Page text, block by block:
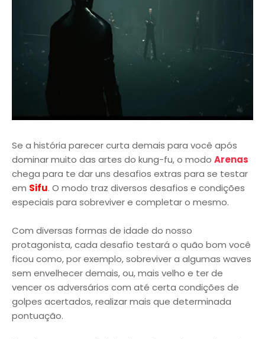
Se a história parecer curta demais para você após
dominar muito das artes do kung-fu, o modo Arenas
chega para te dar uns desafios extras para se testar
em Sifu. O modo traz diversos desafios e condições
especiais para sobreviver e completar o mesmo.
Com diversas formas de idade do nosso
protagonista, cada desafio testará o quão bom você
ficou como, por exemplo, sobreviver a algumas waves
sem envelhecer demais, ou, mais velho e ter de
vencer os adversários com até certa condições de
golpes acertados, realizar mais que determinada
pontuação.